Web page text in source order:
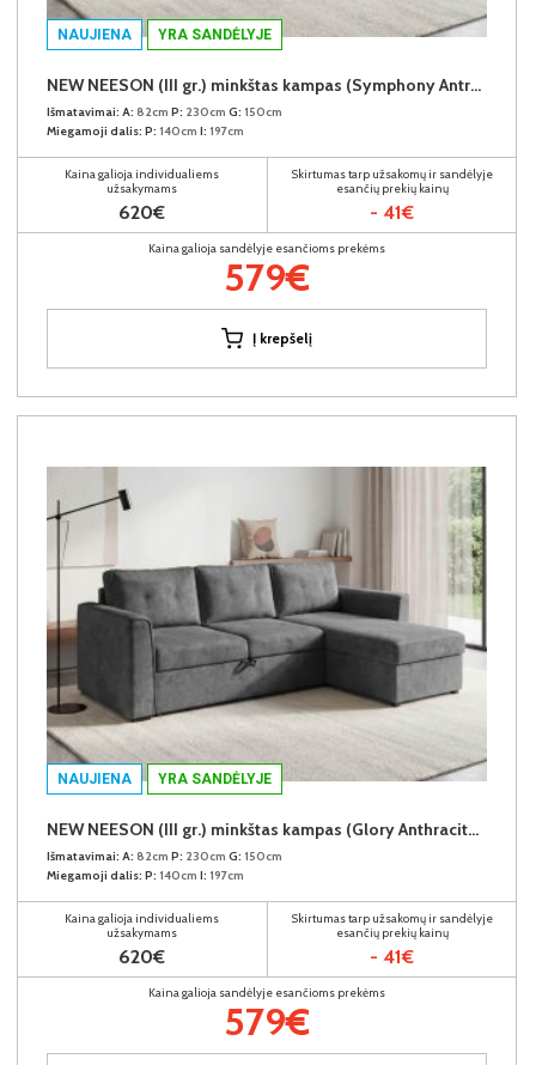
NAUJIENA YRA SANDĖLYJE
NEW NEESON (III gr.) minkštas kampas (Symphony Antracite-20)
Išmatavimai: A: 82cm P: 230cm G: 150cm
Miegamoji dalis: P: 140cm I: 197cm
Kaina galioja individualiems
užsakymams
620€
Skirtumas tarp užsakomų ir sandėlyje
esančių prekių kainų
- 41€
Kaina galioja sandėlyje esančioms prekėms
579€
Į krepšelį
NAUJIENA YRA SANDĖLYJE
NEW NEESON (III gr.) minkštas kampas (Glory Anthracite-18)
Išmatavimai: A: 82cm P: 230cm G: 150cm
Miegamoji dalis: P: 140cm I: 197cm
Kaina galioja individualiems
užsakymams
620€
Skirtumas tarp užsakomų ir sandėlyje
esančių prekių kainų
- 41€
Kaina galioja sandėlyje esančioms prekėms
579€